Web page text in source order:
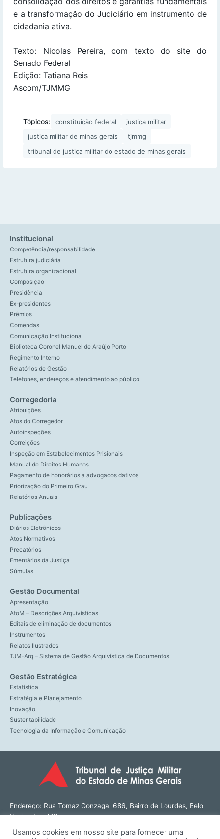
e a transformação do Judiciário em instrumento de
cidadania ativa.
Texto: Nicolas Pereira, com texto do site do
Senado Federal
Edição: Tatiana Reis
Ascom/TJMMG
Tópicos: constituição federal
justiça militar
justiça militar de minas gerais
tjmmg
tribunal de justiça militar do estado de minas gerais
Institucional
Competência/responsabilidade
Estrutura judiciária
Estrutura organizacional
Composição
Presidência
Ex-presidentes
Prêmios
Comendas
Comunicação Institucional
Biblioteca Coronel Manuel de Araújo Porto
Regimento Interno
Relatórios de Gestão
Telefones, endereços e atendimento ao público
Corregedoria
Atribuições
Atos do Corregedor
Autoinspeções
Correições
Inspeção em Estabelecimentos Prisionais
Manual de Direitos Humanos
Pagamento de honorários a advogados dativos
Priorização do Primeiro Grau
Relatórios Anuais
Publicações
Diários Eletrônicos
Atos Normativos
Precatórios
Ementários da Justiça
Súmulas
Gestão Documental
Apresentação
AtoM – Descrições Arquivísticas
Editais de eliminação de documentos
Instrumentos
Relatos Ilustrados
TJM-Arq – Sistema de Gestão Arquivística de Documentos
Gestão Estratégica
Estatística
Estratégia e Planejamento
Inovação
Sustentabilidade
Tecnologia da Informação e Comunicação
Endereço: Rua Tomaz Gonzaga, 686, Bairro de Lourdes, Belo
Horizonte - MG
Usamos cookies em nosso site para fornecer uma